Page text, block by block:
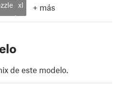
xl + más
de este modelo.